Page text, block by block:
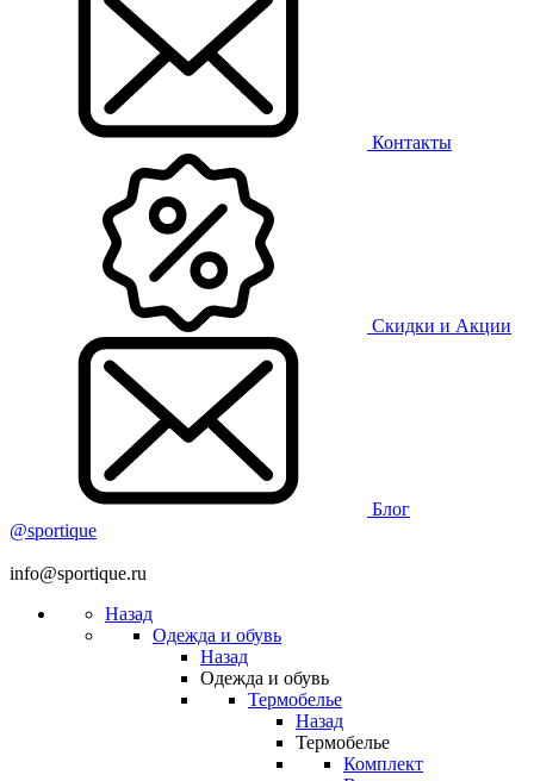
Контакты
Скидки и Акции
Блог
@sportique
info@sportique.ru
Назад
Одежда и обувь
Назад
Одежда и обувь
Термобелье
Назад
Термобелье
Комплект